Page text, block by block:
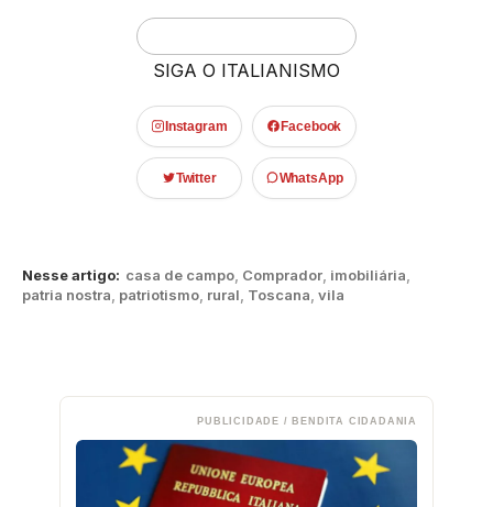
SIGA O ITALIANISMO
Instagram Facebook
Twitter WhatsApp
Nesse artigo: casa de campo Comprador imobiliária
patria nostra patriotismo rural Toscana vila
PUBLICIDADE / BENDITA CIDADANIA